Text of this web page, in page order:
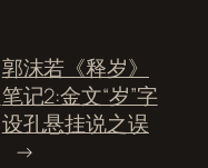
郭沫若《释岁》
笔记2:金文“岁”字
设孔悬挂说之误
→